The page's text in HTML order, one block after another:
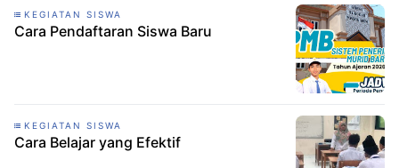
KEGIATAN SISWA
Cara Pendaftaran Siswa Baru
KEGIATAN SISWA
Cara Belajar yang Efektif